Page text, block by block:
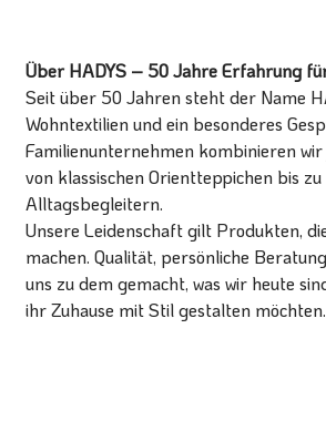
Über HADYS – 50 Jahre Erfahrung
Seit über 50 Jahren steht der Name
Wohntextilien und ein besonderes
Familienunternehmen kombinieren
von klassischen Orientteppichen bis
Alltagsbegleitern.
Unsere Leidenschaft gilt Produkten,
machen. Qualität, persönliche
uns zu dem gemacht, was wir heute
ihr Zuhause mit Stil gestalten möchten.